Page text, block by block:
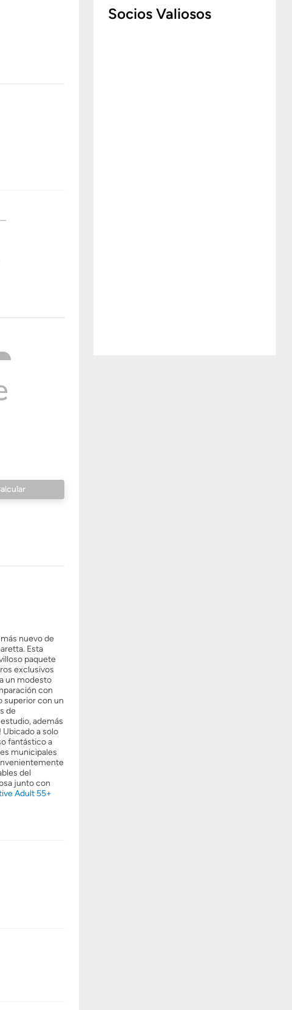
Socios Valiosos
nuevo de
Esta
paquete
exclusivos
un modesto
con
superior con un
de
además
Ubicado a solo
fantástico a
municipales
del
junto con
Adult 55+